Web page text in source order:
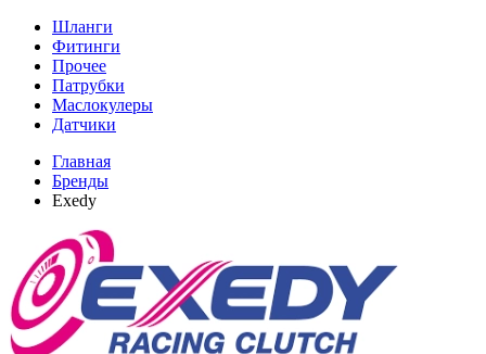
Шланги
Фитинги
Прочее
Патрубки
Маслокулеры
Датчики
Главная
Бренды
Exedy